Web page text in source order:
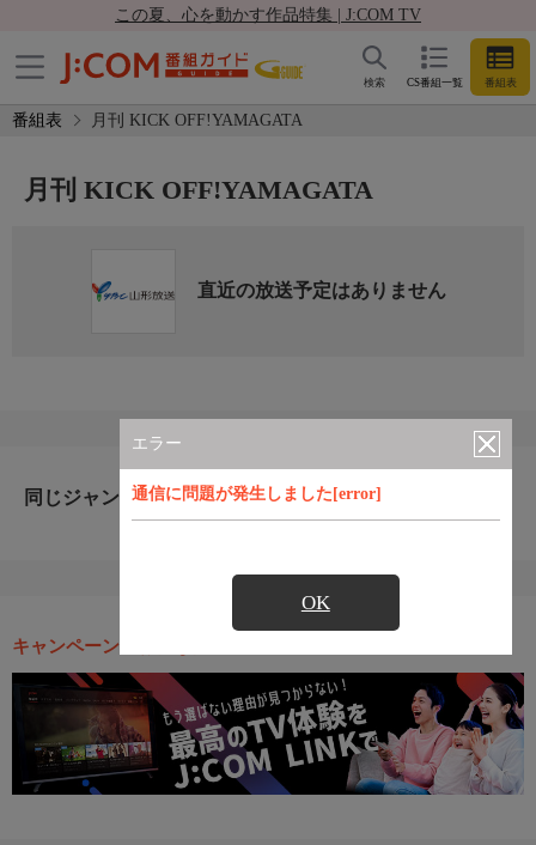
この夏、心を動かす作品特集 | J:COM TV
CS番組一覧 番組表
検索
番組表 月刊 KICK OFF!YAMAGATA
エラー
通信に問題が発生しました[error]
OK
月刊 KICK OFF!YAMAGATA
直近の放送予定はありません
同じジャンルのおすすめ番組
キャンペーン・お得な情報